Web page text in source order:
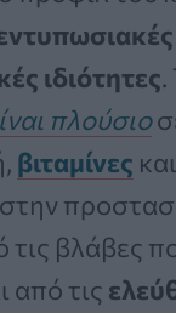
ιδιότητες.
πλούσιο
βιταμίνες
βλάβες
από τις